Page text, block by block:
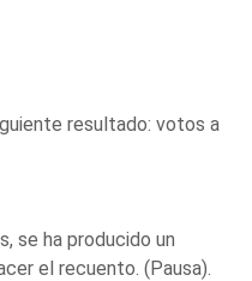
resultado: votos a
se ha producido un
el recuento. (Pausa).